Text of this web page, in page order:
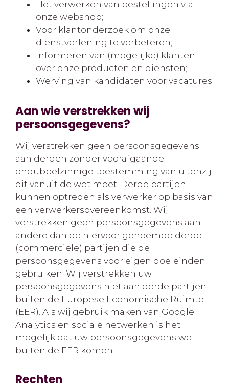
Het verwerken van bestellingen via
onze webshop;
Voor klantonderzoek om onze
dienstverlening te verbeteren;
Informeren van (mogelijke) klanten
over onze producten en diensten;
Werving van kandidaten voor vacatures;
Aan wie verstrekken wij
persoonsgegevens?
Wij verstrekken geen persoonsgegevens
aan derden zonder voorafgaande
ondubbelzinnige toestemming van u tenzij
dit vanuit de wet moet. Derde partijen
kunnen optreden als verwerker op basis van
een verwerkersovereenkomst. Wij
verstrekken geen persoonsgegevens aan
andere dan de hiervoor genoemde derde
(commerciële) partijen die de
persoonsgegevens voor eigen doeleinden
gebruiken. Wij verstrekken uw
persoonsgegevens niet aan derde partijen
buiten de Europese Economische Ruimte
(EER). Als wij gebruik maken van Google
Analytics en sociale netwerken is het
mogelijk dat uw persoonsgegevens wel
buiten de EER komen.
Rechten